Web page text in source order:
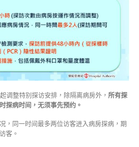
调整特别探访安排，除隔离病房外， 所有探
探病时间，无须事先预约。
，同一时间最多两位访客进入病房探病，期
客。